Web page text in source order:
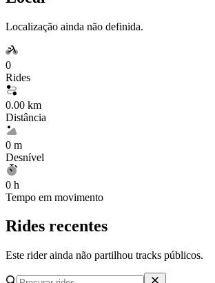
Localização ainda não definida.
0
Rides
0.00 km
Distância
0 m
Desnível
0 h
Tempo em movimento
Rides recentes
Este rider ainda não partilhou tracks públicos.